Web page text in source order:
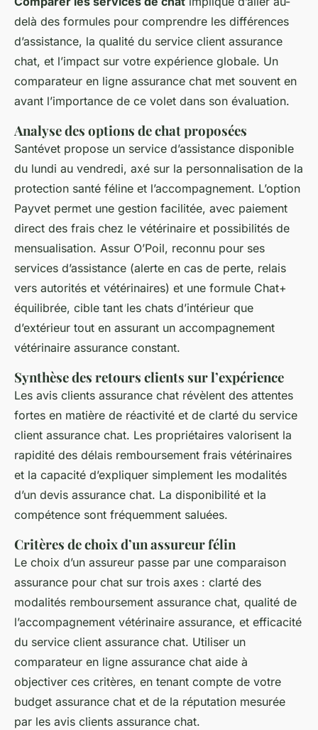
delà des formules pour comprendre les différences
d’assistance, la qualité du service client assurance
chat, et l’impact sur votre expérience globale. Un
comparateur en ligne assurance chat met souvent en
avant l’importance de ce volet dans son évaluation.
Analyse des options de chat proposées
Santévet propose un service d’assistance disponible
du lundi au vendredi, axé sur la personnalisation de la
protection santé féline et l’accompagnement. L’option
Payvet permet une gestion facilitée, avec paiement
direct des frais chez le vétérinaire et possibilités de
mensualisation. Assur O’Poil, reconnu pour ses
services d’assistance (alerte en cas de perte, relais
vers autorités et vétérinaires) et une formule Chat+
équilibrée, cible tant les chats d’intérieur que
d’extérieur tout en assurant un accompagnement
vétérinaire assurance constant.
Synthèse des retours clients sur l’expérience
Les avis clients assurance chat révèlent des attentes
fortes en matière de réactivité et de clarté du service
client assurance chat. Les propriétaires valorisent la
rapidité des délais remboursement frais vétérinaires
et la capacité d’expliquer simplement les modalités
d’un devis assurance chat. La disponibilité et la
compétence sont fréquemment saluées.
Critères de choix d’un assureur félin
Le choix d’un assureur passe par une comparaison
assurance pour chat sur trois axes : clarté des
modalités remboursement assurance chat, qualité de
l’accompagnement vétérinaire assurance, et efficacité
du service client assurance chat. Utiliser un
comparateur en ligne assurance chat aide à
objectiver ces critères, en tenant compte de votre
budget assurance chat et de la réputation mesurée
par les avis clients assurance chat.